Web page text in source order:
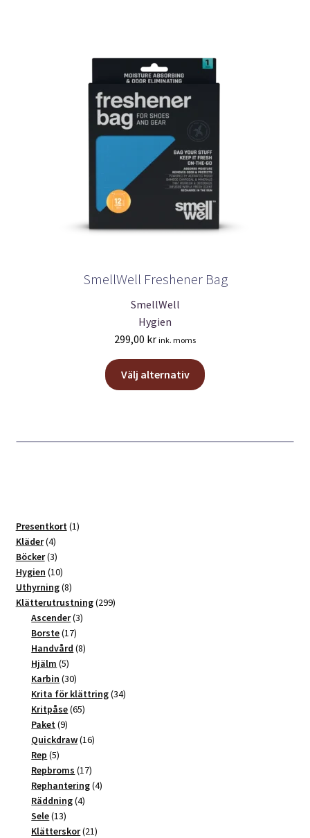
SmellWell Freshener Bag
SmellWell
Hygien
299,00 kr ink. moms
Välj alternativ
Den
här
Presentkort 11
Kläder 44
produkter
Böcker 33
produkter
Hygien 1010
produkter
Uthyrning 88
produkter
Klätterutrustning 299299
Ascender 33
Borste 1717
produkter
Handvård 88
Hjälm 55
produkter
Karbin 3030
produkter
Krita för klättring 3434
Kritpåse 6565
Paket 99
produkter
Quickdraw 1616
Rep 55
produkter
Repbroms 1717
produkter
Rephantering 44
Räddning 44
Sele 1313
produkter
Klätterskor 2121